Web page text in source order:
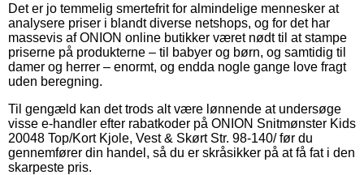
Det er jo temmelig smertefrit for almindelige mennesker at
analysere priser i blandt diverse netshops, og for det har
massevis af ONION online butikker været nødt til at stampe
priserne på produkterne – til babyer og børn, og samtidig til
damer og herrer – enormt, og endda nogle gange love fragt
uden beregning.
Til gengæld kan det trods alt være lønnende at undersøge
visse e-handler efter rabatkoder på ONION Snitmønster Kids
20048 Top/Kort Kjole, Vest & Skørt Str. 98-140/ før du
gennemfører din handel, så du er skråsikker på at få fat i den
skarpeste pris.